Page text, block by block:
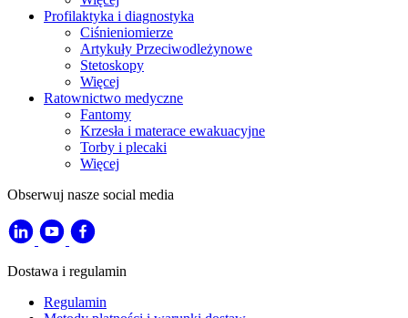
Profilaktyka i diagnostyka
Ciśnieniomierze
Artykuły Przeciwodleżynowe
Stetoskopy
Więcej
Ratownictwo medyczne
Fantomy
Krzesła i materace ewakuacyjne
Torby i plecaki
Więcej
Obserwuj nasze social media
Dostawa i regulamin
Regulamin